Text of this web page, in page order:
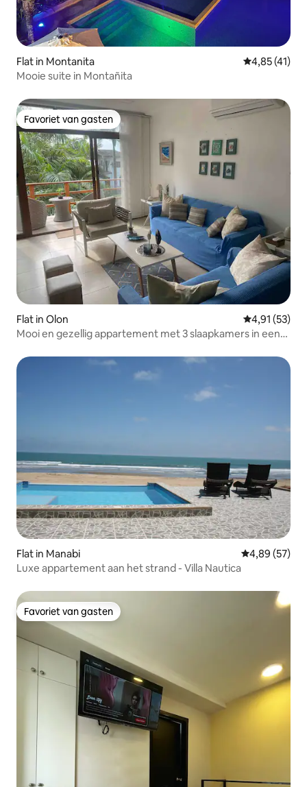
Flat in Montanita Gemiddelde
4,85 (41)
Mooie suite in Montañita
Favoriet van gasten
Favoriet van gasten
Flat in Olon Gemiddelde
4,91 (53)
Mooi en gezellig appartement met 3 slaapkamers in een
Flat in Manabi Gemiddelde
4,89 (57)
Luxe appartement aan het strand - Villa Nautica
Favoriet van gasten
Favoriet van gasten